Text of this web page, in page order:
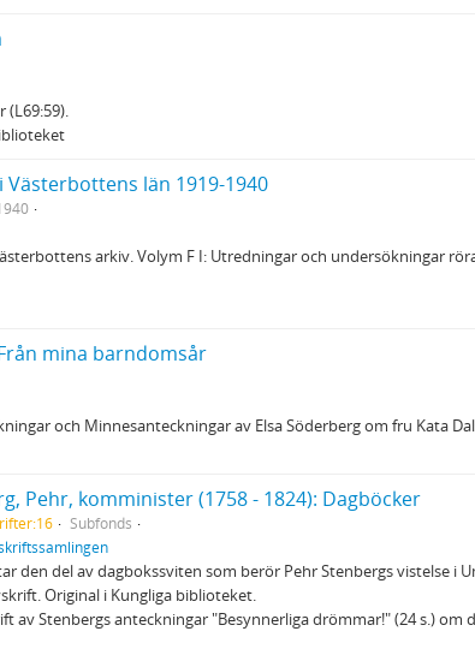
län 1919-1940
arkiv. Volym F I: Utredningar och undersökningar
mina barndomsår
och Minnesanteckningar av Elsa Söderberg om fru Kata
Pehr, komminister (1758 - 1824): Dagböcker
Subfonds
den del av dagbokssviten som berör Pehr Stenbergs vistelse i
Original i Kungliga biblioteket.
av Stenbergs anteckningar "Besynnerliga drömmar!" (24 s.)